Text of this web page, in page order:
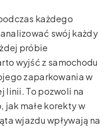
każdego
swój każdy
próbie
wyjść z samochodu
zaparkowania w
linii. To pozwoli na
jak małe korekty w
wjazdu wpływają na